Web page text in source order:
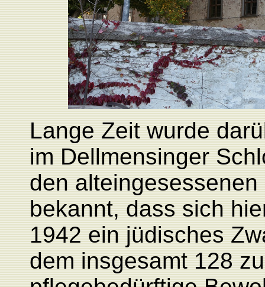
Lange Zeit wurde
im Dellmensinger
den
bekannt, dass sich
1942 ein jüdisches
dem insgesamt 128